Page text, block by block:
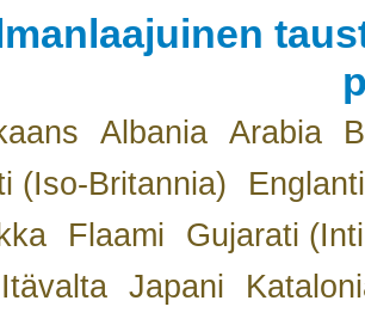
Albania Arabia
(Iso-Britannia)
Flaami
Gujarati
Itävalta Japani